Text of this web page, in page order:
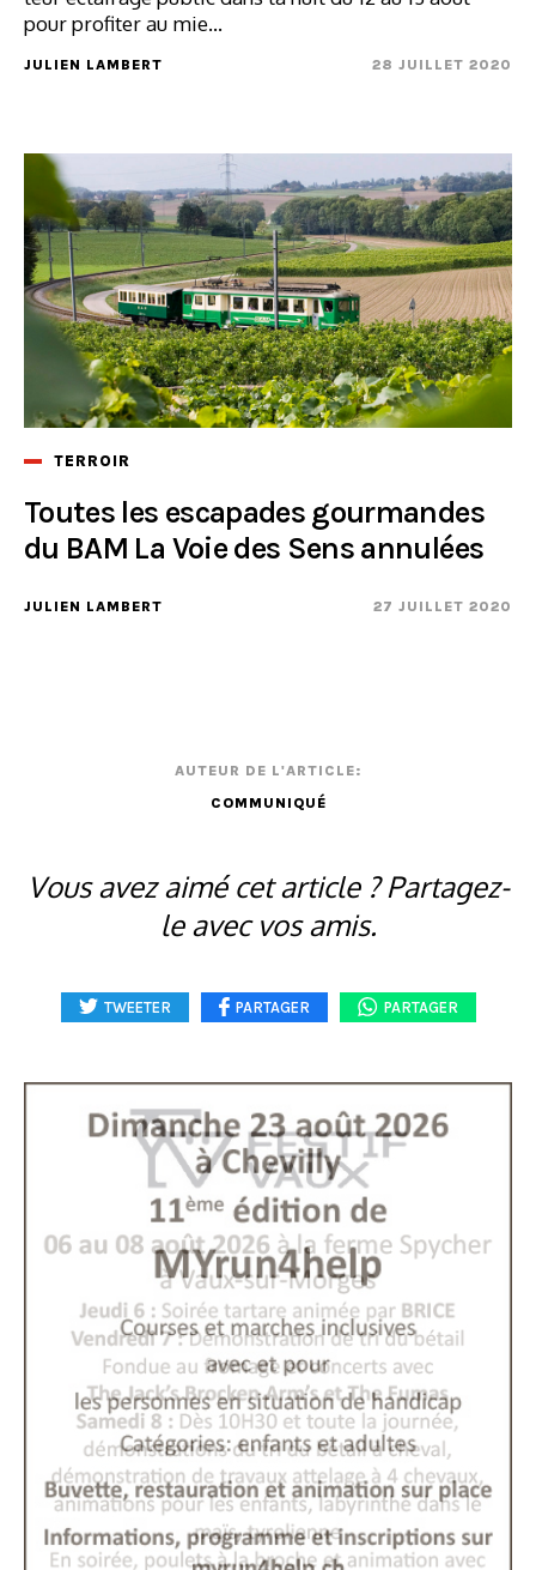
pour profiter au mie...
JULIEN LAMBERT 28 JUILLET 2020
TERROIR
Toutes les escapades gourmandes
du BAM La Voie des Sens annulées
JULIEN LAMBERT 27 JUILLET 2020
AUTEUR DE L'ARTICLE:
COMMUNIQUÉ
Vous avez aimé cet article ? Partagez-
le avec vos amis.
TWEETER PARTAGER PARTAGER